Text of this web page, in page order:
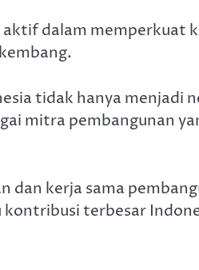
dalam memperkuat
tidak hanya menjadi
mitra pembangunan
dan kerja sama
kontribusi terbesar